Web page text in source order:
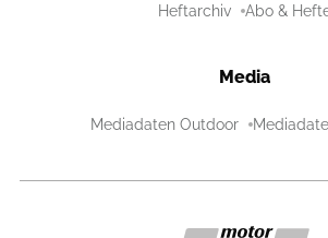
Heftarchiv Abo &
Media
Mediadaten Outdoor